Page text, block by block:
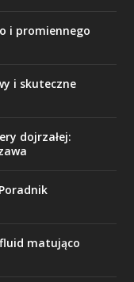
i promiennego
i skuteczne
dojrzałej:
matująco